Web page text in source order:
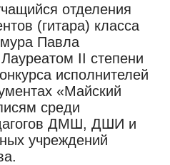
отделения
(гитара) класса
Павла
II степени
исполнителей
«Майский
среди
ДМШ, ДШИ и
учреждений